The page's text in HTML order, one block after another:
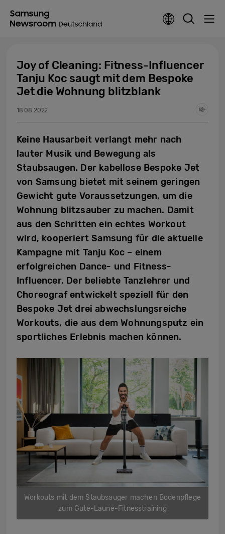
Joy of Cleaning: Fitness-Influencer
Tanju Koc saugt mit dem Bespoke
Jet die Wohnung blitzblank
18.08.2022
Keine Hausarbeit verlangt mehr nach
lauter Musik und Bewegung als
Staubsaugen. Der kabellose Bespoke Jet
von Samsung bietet mit seinem geringen
Gewicht gute Voraussetzungen, um die
Wohnung blitzsauber zu machen. Damit
aus den Schritten ein echtes Workout
wird, kooperiert Samsung für die aktuelle
Kampagne mit Tanju Koc – einem
erfolgreichen Dance- und Fitness-
Influencer. Der beliebte Tanzlehrer und
Choreograf entwickelt speziell für den
Bespoke Jet drei abwechslungsreiche
Workouts, die aus dem Wohnungsputz ein
sportliches Erlebnis machen können.
Workouts mit dem Staubsauger machen Bodenpflege
zum Gute-Laune-Fitnesstraining